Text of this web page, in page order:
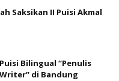
Saksikan II Puisi Akmal
Bilingual “Penulis
di Bandung